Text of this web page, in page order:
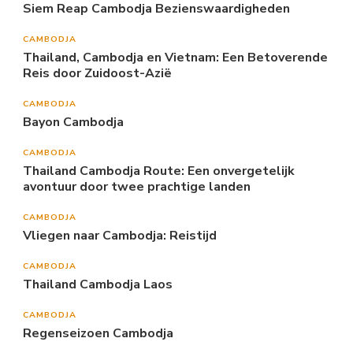
Siem Reap Cambodja Bezienswaardigheden
CAMBODJA
Thailand, Cambodja en Vietnam: Een Betoverende
Reis door Zuidoost-Azië
CAMBODJA
Bayon Cambodja
CAMBODJA
Thailand Cambodja Route: Een onvergetelijk
avontuur door twee prachtige landen
CAMBODJA
Vliegen naar Cambodja: Reistijd
CAMBODJA
Thailand Cambodja Laos
CAMBODJA
Regenseizoen Cambodja